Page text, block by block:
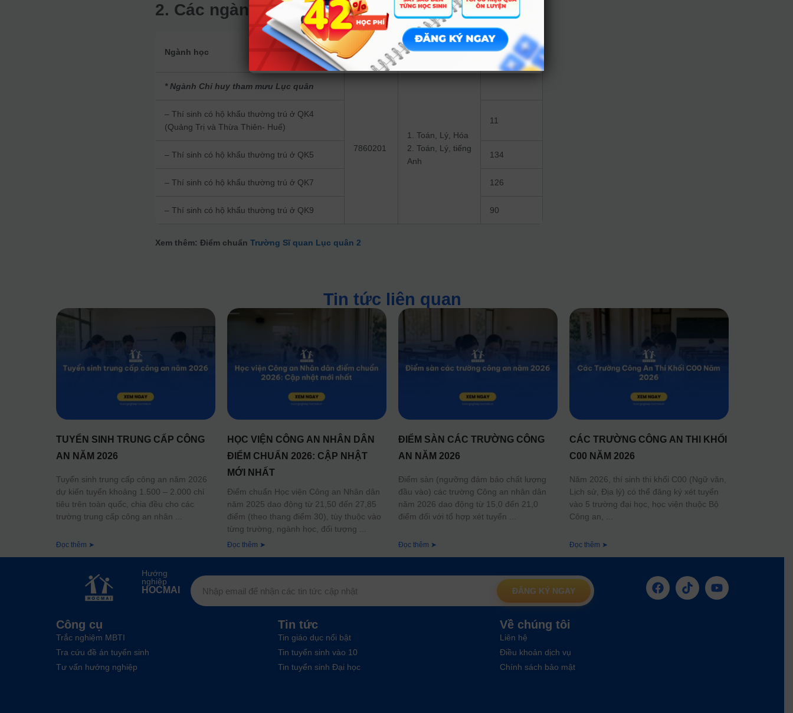
2. Các ngành đào tạo
Ngành học
Mã
ngành
Tổ hợp xét
Chỉ tiêu
* Ngành Chỉ huy tham mưu Lục quân
7860201
1. Toán, Lý, Hóa
2. Toán, Lý, tiếng
Anh
– Thí sinh có hộ khẩu thường trú ở QK4
(Quảng Trị và Thừa Thiên- Huế)
11
– Thí sinh có hộ khẩu thường trú ở QK5 134
– Thí sinh có hộ khẩu thường trú ở QK7 126
– Thí sinh có hộ khẩu thường trú ở QK9 90
Xem thêm: Điểm chuẩnTrường Sĩ quan Lục quân 2
Tin tức liên quan
TUYỂN SINH TRUNG CẤP CÔNG
AN NĂM 2026
Tuyển sinh trung cấp công an năm 2026
dự kiến tuyển khoảng 1.500 – 2.000 chỉ
tiêu trên toàn quốc, chia đều cho các
trường trung cấp công an nhân
Đọc thêm ➤
HỌC VIỆN CÔNG AN NHÂN DÂN
ĐIỂM CHUẨN 2026: CẬP NHẬT
MỚI NHẤT
Điểm chuẩn Học viện Công an Nhân dân
năm 2025 dao động từ 21,50 đến 27,85
điểm (theo thang điểm 30), tùy thuộc vào
từng trường, ngành học, đối tượng
Đọc thêm ➤
ĐIỂM SÀN CÁC TRƯỜNG CÔNG
AN NĂM 2026
Điểm sàn (ngưỡng đảm bảo chất lượng
đầu vào) các trường Công an nhân dân
năm 2026 dao động từ 15,0 đến 21,0
điểm đối với tổ hợp xét tuyển
Đọc thêm ➤
CÁC TRƯỜNG CÔNG AN THI KHỐI
C00 NĂM 2026
Năm 2026, thí sinh thi khối C00 (Ngữ văn,
Lịch sử, Địa lý) có thể đăng ký xét tuyển
vào 5 trường đại học, học viện thuộc Bộ
Công an,
Đọc thêm ➤
Hướng
nghiệp
HOCMAI ĐĂNG KÝ NGAY
Công cụ
Trắc nghiệm MBTI
Tra cứu đề án tuyển sinh
Tư vấn hướng nghiệp
Tin tức
Tin giáo dục nổi bật
Tin tuyển sinh vào 10
Tin tuyển sinh Đại học
Về chúng tôi
Liên hệ
Điều khoản dịch vụ
Chính sách bảo mật